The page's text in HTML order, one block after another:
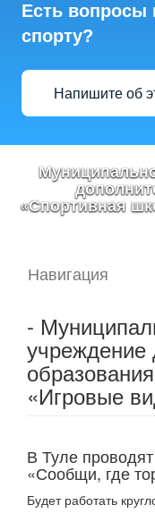
Есть вопросы
спорту?
Напишите об
«Спортивная
Навигация
-
учреждение
«Игровые
В Туле
«Сообщи, где
Будет работать